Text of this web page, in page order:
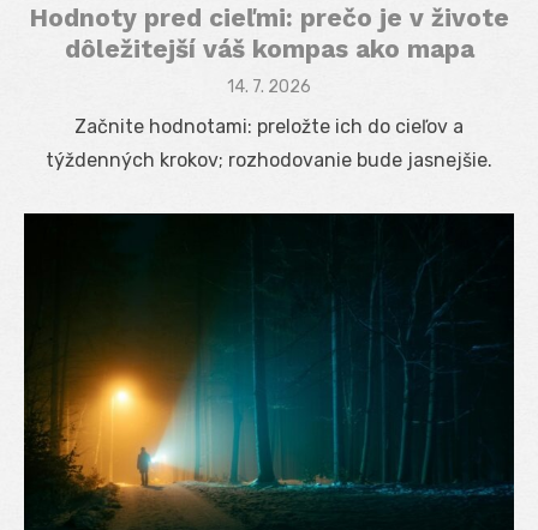
Hodnoty pred cieľmi: prečo je v živote
dôležitejší váš kompas ako mapa
Posted
14. 7. 2026
Začnite hodnotami: preložte ich do cieľov a
týždenných krokov; rozhodovanie bude jasnejšie.